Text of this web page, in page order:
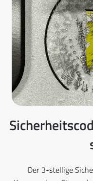
Der 3-stellige